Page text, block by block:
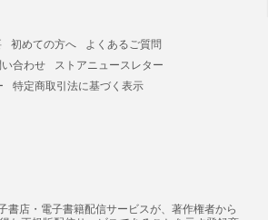
初めての方へ
よくあるご質問
い合わせ
ストアニュースレター
特定商取引法に基づく表示
書店・電子書籍配信サービスが、著作権者から